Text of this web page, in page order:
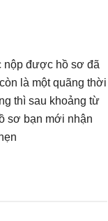
nộp được hồ sơ đã
là một quãng thời
thì sau khoảng từ
sơ bạn mới nhận